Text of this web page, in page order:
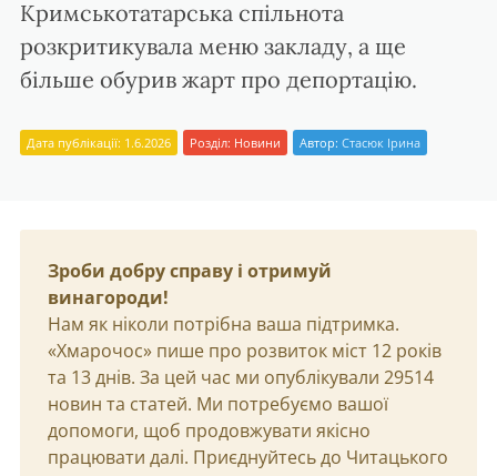
Кримськотатарська спільнота
розкритикувала меню закладу, а ще
більше обурив жарт про депортацію.
Дата публікації: 1.6.2026 Розділ: Новини Автор: Стасюк Ірина
Зроби добру справу і отримуй
винагороди!
Нам як ніколи потрібна ваша підтримка.
«Хмарочос» пише про розвиток міст 12 років
та 13 днів. За цей час ми опублікували 29514
новин та статей. Ми потребуємо вашої
допомоги, щоб продовжувати якісно
працювати далі. Приєднуйтесь до Читацького